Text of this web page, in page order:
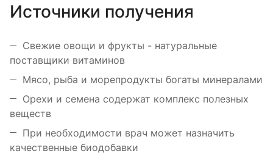
Источники получения
Свежие овощи и фрукты - натуральные
поставщики витаминов
Мясо, рыба и морепродукты богаты минералами
Орехи и семена содержат комплекс полезных
веществ
При необходимости врач может назначить
качественные биодобавки